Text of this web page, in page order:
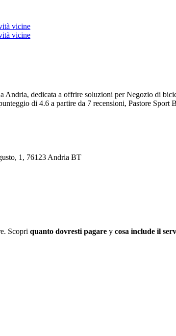
vicine
vicine
Andria, dedicata a offrire soluzioni per Negozio di
di 4.6 a partire da 7 recensioni, Pastore
1, 76123 Andria BT
Scopri quanto dovresti pagare y cosa include il